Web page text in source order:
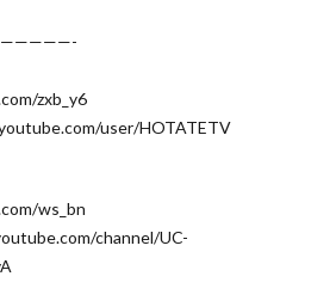
zxb_y6
user/HOTATETV
ws_bn
channel/UC-